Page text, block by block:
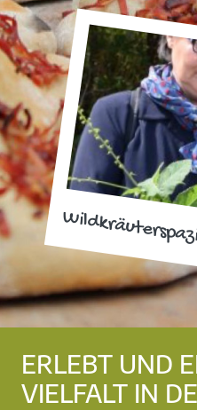
ERLEBT UND
VIELFALT IN